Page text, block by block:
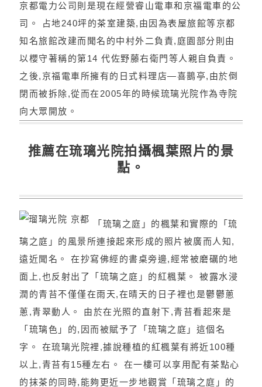
京都電力公司則是現在經營睿山電車和京福電車的公
司。 占地240坪的茶室建築,由因為表屋旅館等京都
知名旅館改建而聞名的中村外二負責,庭園部分則由
以櫻守著稱的第14 代佐野藤右衛門等人親自負責。
之後,京福電車所擁有的日式料理店—喜鵲亭,由於倒
閉而被拆除,從而在2005年的時候琉璃光院作為寺院
向大眾開放。
推薦在琉璃光院拍攝楓葉照片的景
點。
「琉璃之庭」的楓葉和實際的「琉
璃之庭」的風景所連接起來形成的照片被廣而人知,
遠近聞名。 在抄寫佛經的書桌旁邊,經常被磨礪的地
面上,也反射出了「琉璃之庭」的紅楓葉。 被露水浸
潤的青苔不僅僅在雨天,在晴天的日子裡也是鬱鬱蔥
蔥,青翠動人。 由於在光照的直射下,青苔看起來是
「琉璃色」的,因而被賦予了「琉璃之庭」這個名
字。 在琉璃光院裡,據說種植的紅楓葉有將近100種
以上,青苔有15種左右。 在一樓可以享用配有茶點心
的抹茶的同時,能夠更近一步地觀賞「琉璃之庭」的